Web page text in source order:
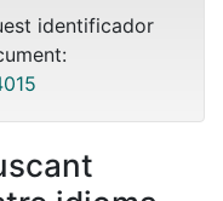
identificador